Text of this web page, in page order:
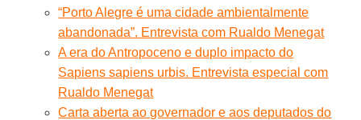
“Porto Alegre é uma cidade ambientalmente
abandonada”. Entrevista com Rualdo Menegat
A era do Antropoceno e duplo impacto do
Sapiens sapiens urbis. Entrevista especial com
Rualdo Menegat
Carta aberta ao governador e aos deputados do